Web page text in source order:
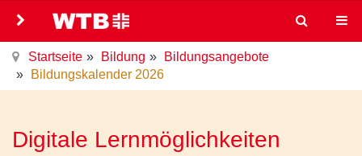
Startseite Bildung
Bildungsangebote
Bildungskalender 2026
Digitale Lernmöglichkeiten